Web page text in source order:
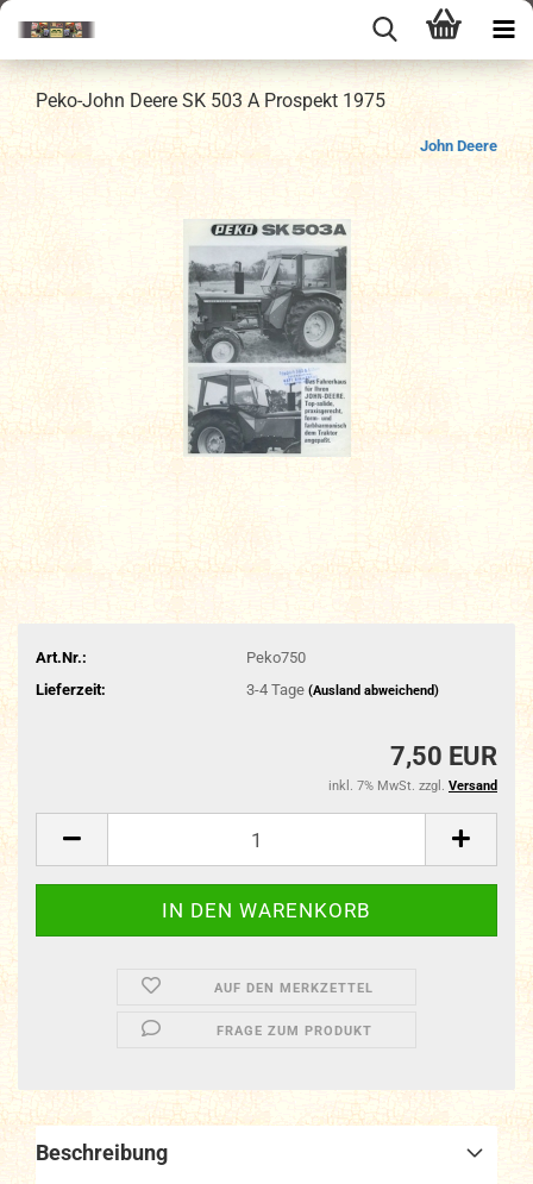
Peko-John Deere SK 503 A Prospekt 1975
John Deere
Art.Nr.:
Peko750
Lieferzeit:
3-4 Tage (Ausland abweichend)
7,50 EUR
inkl. 7% MwSt. zzgl. Versand
AUF DEN MERKZETTEL
FRAGE ZUM PRODUKT
Beschreibung